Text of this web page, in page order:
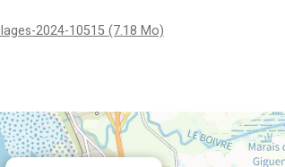
2024-10515(7.18 Mo)